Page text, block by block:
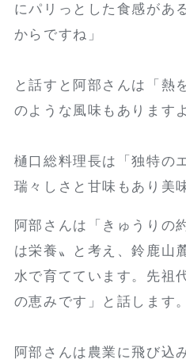
にパリっとした食感があ
からですね」
と話すと阿部さんは「熱
のような風味もあります
樋口総料理長は「独特の
瑞々しさと甘味もあり美
阿部さんは「きゅうりの
は栄養〟と考え、鈴鹿山
水で育てています。先祖
の恵みです」と話します。
阿部さんは農業に飛び込